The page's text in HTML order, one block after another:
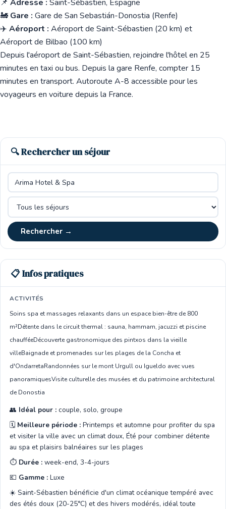
📌 Adresse : Saint-Sébastien, Espagne
🚂 Gare : Gare de San Sebastián-Donostia (Renfe)
✈️ Aéroport : Aéroport de Saint-Sébastien (20 km) et
Aéroport de Bilbao (100 km)
Depuis l'aéroport de Saint-Sébastien, rejoindre l'hôtel en 25
minutes en taxi ou bus. Depuis la gare Renfe, compter 15
minutes en transport. Autoroute A-8 accessible pour les
voyageurs en voiture depuis la France.
🔍 Rechercher un séjour
Rechercher →
📋 Infos pratiques
ACTIVITÉS
Soins spa et massages relaxants dans un espace bien-être de 800
m²Détente dans le circuit thermal : sauna, hammam, jacuzzi et piscine
chaufféeDécouverte gastronomique des pintxos dans la vieille
villeBaignade et promenades sur les plages de la Concha et
d'OndarretaRandonnées sur le mont Urgull ou Igueldo avec vues
panoramiquesVisite culturelle des musées et du patrimoine architectural
de Donostia
👥 Idéal pour : couple, solo, groupe
🗓️ Meilleure période : Printemps et automne pour profiter du spa
et visiter la ville avec un climat doux, Été pour combiner détente
au spa et plaisirs balnéaires sur les plages
⏱️ Durée : week-end, 3-4-jours
💶 Gamme : Luxe
☀️ Saint-Sébastien bénéficie d'un climat océanique tempéré avec
des étés doux (20-25°C) et des hivers modérés, idéal toute